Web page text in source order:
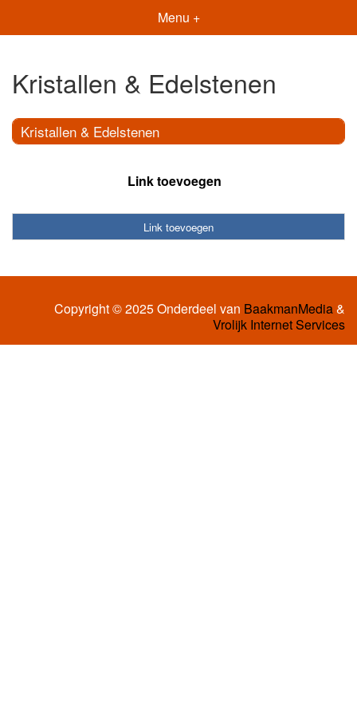
Menu +
Kristallen & Edelstenen
Kristallen & Edelstenen
Link toevoegen
Link toevoegen
Copyright © 2025 Onderdeel van BaakmanMedia&
Vrolijk Internet Services